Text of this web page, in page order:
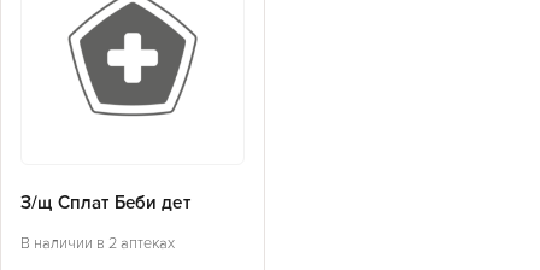
З/щ Сплат Беби дет
В наличии в 2 аптеках